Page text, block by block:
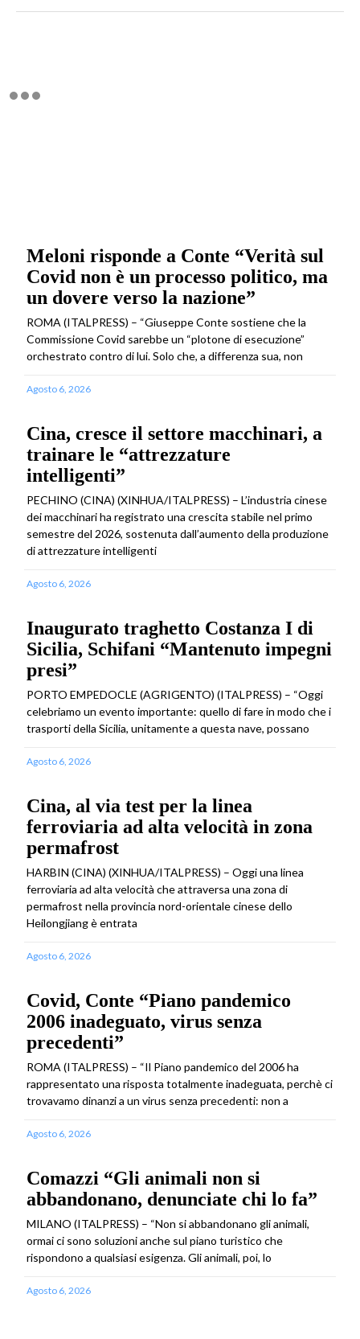
Meloni risponde a Conte “Verità sul
Covid non è un processo politico, ma
un dovere verso la nazione”
ROMA (ITALPRESS) – “Giuseppe Conte sostiene che la
Commissione Covid sarebbe un “plotone di esecuzione”
orchestrato contro di lui. Solo che, a differenza sua, non
Agosto 6, 2026
Cina, cresce il settore macchinari, a
trainare le “attrezzature
intelligenti”
PECHINO (CINA) (XINHUA/ITALPRESS) – L’industria cinese
dei macchinari ha registrato una crescita stabile nel primo
semestre del 2026, sostenuta dall’aumento della produzione
di attrezzature intelligenti
Agosto 6, 2026
Inaugurato traghetto Costanza I di
Sicilia, Schifani “Mantenuto impegni
presi”
PORTO EMPEDOCLE (AGRIGENTO) (ITALPRESS) – “Oggi
celebriamo un evento importante: quello di fare in modo che i
trasporti della Sicilia, unitamente a questa nave, possano
Agosto 6, 2026
Cina, al via test per la linea
ferroviaria ad alta velocità in zona
permafrost
HARBIN (CINA) (XINHUA/ITALPRESS) – Oggi una linea
ferroviaria ad alta velocità che attraversa una zona di
permafrost nella provincia nord-orientale cinese dello
Heilongjiang è entrata
Agosto 6, 2026
Covid, Conte “Piano pandemico
2006 inadeguato, virus senza
precedenti”
ROMA (ITALPRESS) – “Il Piano pandemico del 2006 ha
rappresentato una risposta totalmente inadeguata, perchè ci
trovavamo dinanzi a un virus senza precedenti: non a
Agosto 6, 2026
Comazzi “Gli animali non si
abbandonano, denunciate chi lo fa”
MILANO (ITALPRESS) – “Non si abbandonano gli animali,
ormai ci sono soluzioni anche sul piano turistico che
rispondono a qualsiasi esigenza. Gli animali, poi, lo
Agosto 6, 2026